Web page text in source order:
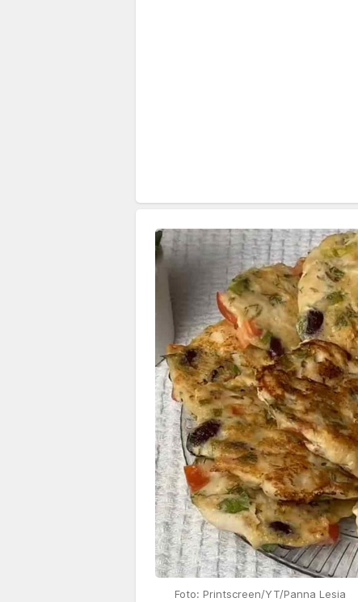
Foto: Printscreen/YT/Panna Lesia